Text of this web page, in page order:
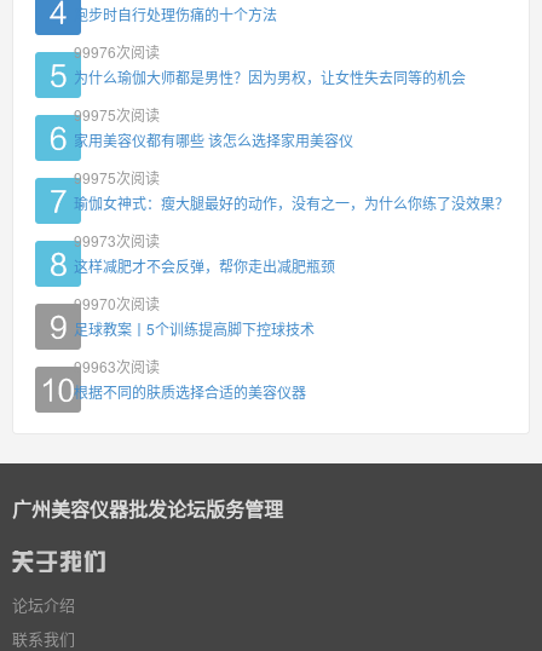
跑步时自行处理伤痛的十个方法
99976次阅读
为什么瑜伽大师都是男性？因为男权，让女性失去同等的机会
99975次阅读
家用美容仪都有哪些 该怎么选择家用美容仪
99975次阅读
瑜伽女神式：瘦大腿最好的动作，没有之一，为什么你练了没效果？
99973次阅读
这样减肥才不会反弹，帮你走出减肥瓶颈
99970次阅读
足球教案丨5个训练提高脚下控球技术
99963次阅读
根据不同的肤质选择合适的美容仪器
广州美容仪器批发论坛版务管理
论坛介绍
联系我们